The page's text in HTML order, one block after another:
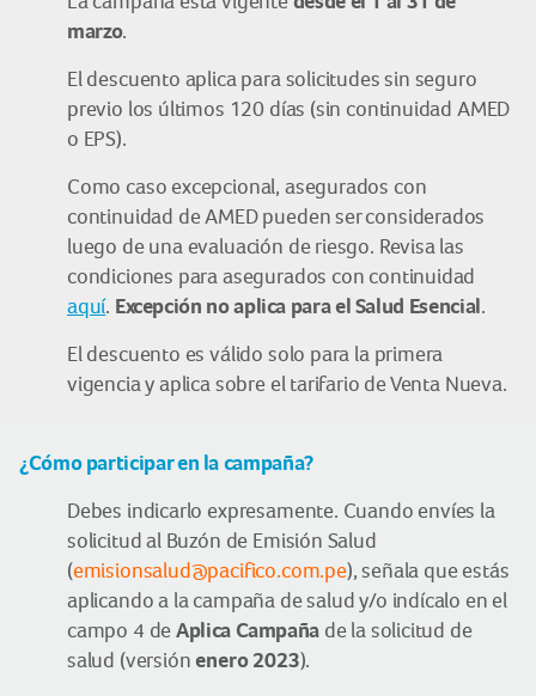
marzo.
El descuento aplica para solicitudes sin seguro
previo los últimos 120 días (sin continuidad AMED
o EPS).
Como caso excepcional, asegurados con
continuidad de AMED pueden ser considerados
luego de una evaluación de riesgo. Revisa las
condiciones para asegurados con continuidad
aquí. Excepción no aplica para el Salud Esencial.
El descuento es válido solo para la primera
vigencia y aplica sobre el tarifario de Venta Nueva.
¿Cómo participar en la campaña?
Debes indicarlo expresamente. Cuando envíes la
solicitud al Buzón de Emisión Salud
(emisionsalud@pacifico.com.pe), señala que estás
aplicando a la campaña de salud y/o indícalo en el
campo 4 deAplica Campaña de la solicitud de
salud (versiónenero 2023).